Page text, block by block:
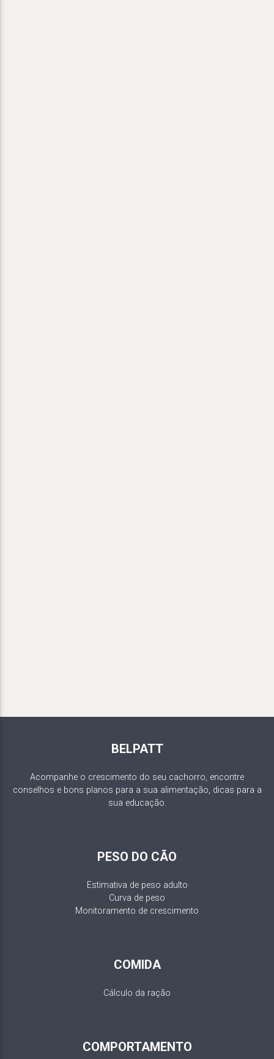
BELPATT
Acompanhe o crescimento do seu cachorro, encontre
conselhos e bons planos para a sua alimentação, dicas para a
sua educação.
PESO DO CÃO
Estimativa de peso adulto
Curva de peso
Monitoramento de crescimento
COMIDA
Cálculo da ração
COMPORTAMENTO